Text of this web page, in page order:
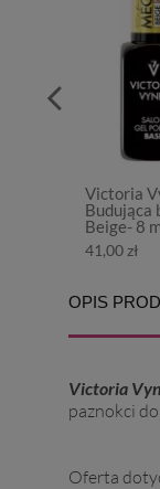
Victoria
Budująca
Beige- 8
41,00 zł
OPIS
Victoria
paznokci do
Oferta